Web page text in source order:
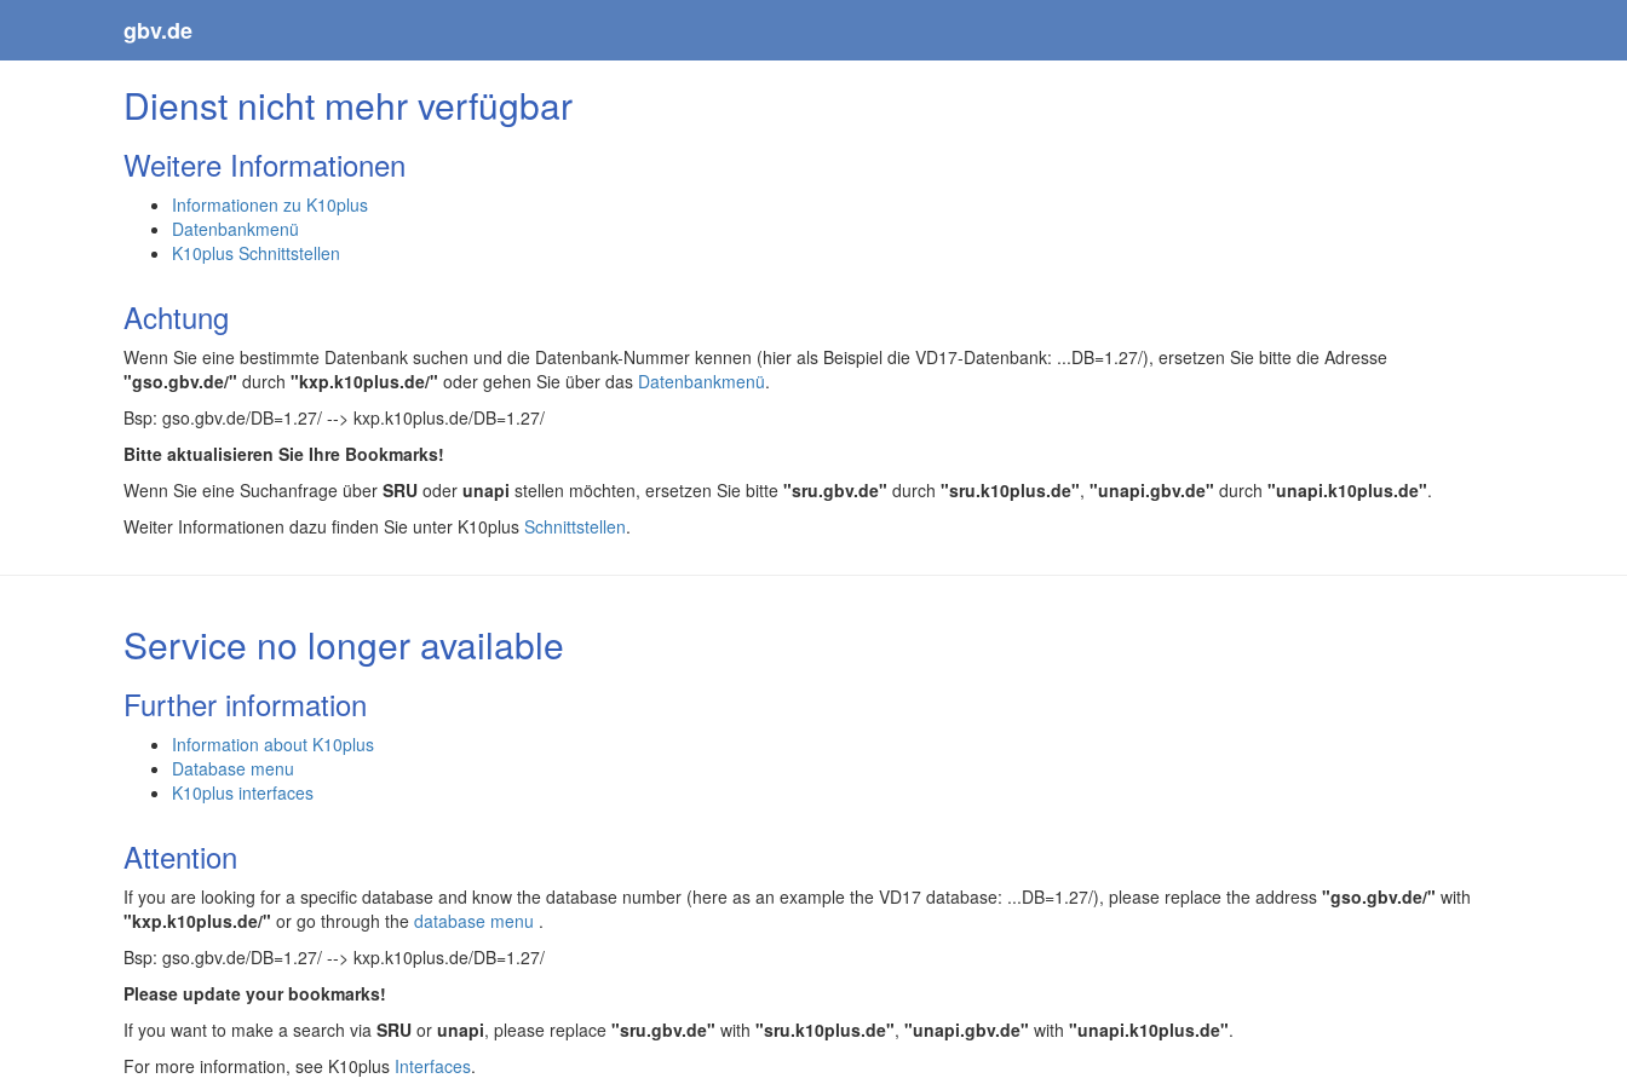
gbv.de
Dienst nicht mehr verfügbar
Weitere Informationen
Informationen zu K10plus
Datenbankmenü
K10plus Schnittstellen
Achtung
Wenn Sie eine bestimmte Datenbank suchen und die Datenbank-Nummer kennen (hier als Beispiel die VD17-Datenbank: ...DB=1.27/), ersetzen Sie bitte die Adresse
"gso.gbv.de/" durch "kxp.k10plus.de/" oder gehen Sie über das Datenbankmenü.
Bsp: gso.gbv.de/DB=1.27/ --> kxp.k10plus.de/DB=1.27/
Bitte aktualisieren Sie Ihre Bookmarks!
Wenn Sie eine Suchanfrage über SRU oder unapi stellen möchten, ersetzen Sie bitte "sru.gbv.de" durch "sru.k10plus.de", "unapi.gbv.de" durch "unapi.k10plus.de".
Weiter Informationen dazu finden Sie unter K10plus Schnittstellen.
Service no longer available
Further information
Information about K10plus
Database menu
K10plus interfaces
Attention
If you are looking for a specific database and know the database number (here as an example the VD17 database: ...DB=1.27/), please replace the address "gso.gbv.de/" with
"kxp.k10plus.de/" or go through the database menu .
Bsp: gso.gbv.de/DB=1.27/ --> kxp.k10plus.de/DB=1.27/
Please update your bookmarks!
If you want to make a search via SRU or unapi, please replace "sru.gbv.de" with "sru.k10plus.de", "unapi.gbv.de" with "unapi.k10plus.de".
For more information, see K10plus Interfaces.